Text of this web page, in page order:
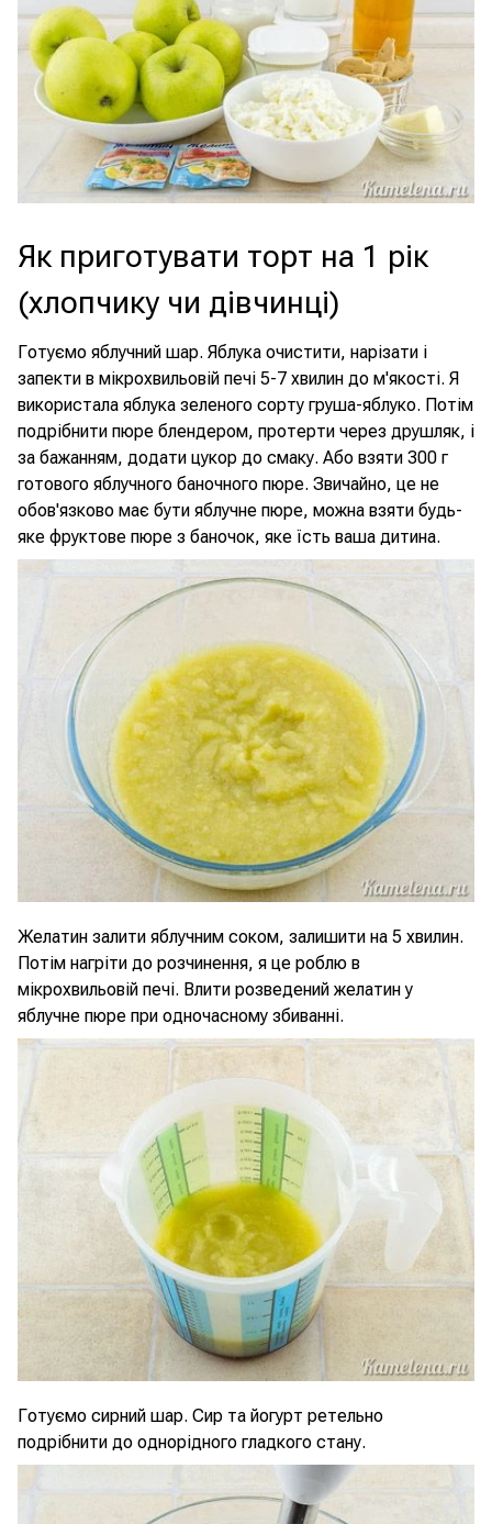
Як приготувати торт на 1 рік
(хлопчику чи дівчинці)
Готуємо яблучний шар. Яблука очистити, нарізати і
запекти в мікрохвильовій печі 5-7 хвилин до м'якості. Я
використала яблука зеленого сорту груша-яблуко. Потім
подрібнити пюре блендером, протерти через друшляк, і
за бажанням, додати цукор до смаку. Або взяти 300 г
готового яблучного баночного пюре. Звичайно, це не
обов'язково має бути яблучне пюре, можна взяти будь-
яке фруктове пюре з баночок, яке їсть ваша дитина.
Желатин залити яблучним соком, залишити на 5 хвилин.
Потім нагріти до розчинення, я це роблю в
мікрохвильовій печі. Влити розведений желатин у
яблучне пюре при одночасному збиванні.
Готуємо сирний шар. Сир та йогурт ретельно
подрібнити до однорідного гладкого стану.